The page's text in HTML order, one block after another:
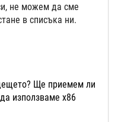
не можем да сме
в списъка ни.
Ще приемем ли
използваме x86